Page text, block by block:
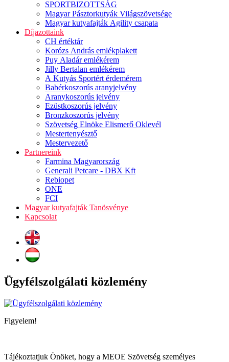
SPORTBIZOTTSÁG
Magyar Pásztorkutyák Világszövetsége
Magyar kutyafajták Agility csapata
Díjazottaink
CH értéktár
Korózs András emlékplakett
Puy Aladár emlékérem
Jilly Bertalan emlékérem
A Kutyás Sportért érdemérem
Babérkoszorús aranyjelvény
Aranykoszorús jelvény
Ezüstkoszorús jelvény
Bronzkoszorús jelvény
Szövetség Elnöke Elismerő Oklevél
Mestertenyésztő
Mestervezető
Partnereink
Farmina Magyarország
Generali Petcare - DBX Kft
Rebiopet
ONE
FCI
Magyar kutyafajták Tanösvénye
Kapcsolat
Ügyfélszolgálati közlemény
Figyelem!
Tájékoztatjuk Önöket, hogy a MEOE Szövetség személyes